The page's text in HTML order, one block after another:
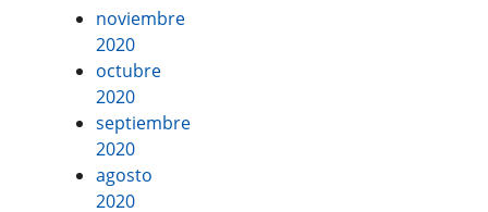
noviembre
2020
octubre
2020
septiembre
2020
agosto
2020